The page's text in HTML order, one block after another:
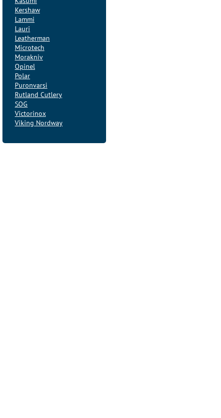
Kershaw
Lammi
Lauri
Leatherman
Microtech
Morakniv
Opinel
Polar
Puronvarsi
Rutland Cutlery
SOG
Victorinox
Viking Nordway